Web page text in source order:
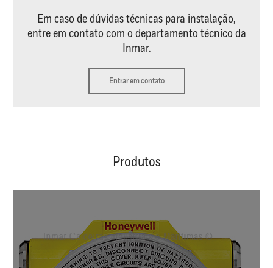
Em caso de dúvidas técnicas para instalação,
entre em contato com o departamento técnico da
Inmar.
Entrar em contato
Produtos